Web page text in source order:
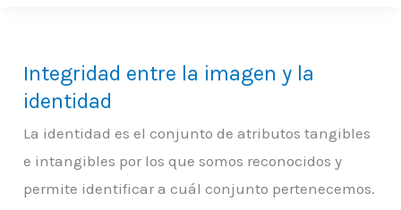
Integridad entre la imagen y la
identidad
La identidad es el conjunto de atributos tangibles
e intangibles por los que somos reconocidos y
permite identificar a cuál conjunto pertenecemos.
Integridad
entre
la
imagen
y